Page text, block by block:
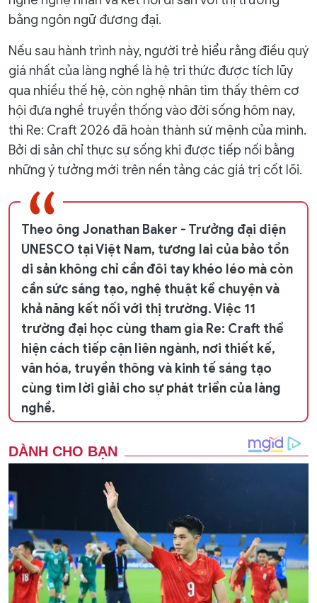
bằng ngôn ngữ đương đại.
Nếu sau hành trình này, người trẻ hiểu rằng điều quý
giá nhất của làng nghề là hệ tri thức được tích lũy
qua nhiều thế hệ, còn nghệ nhân tìm thấy thêm cơ
hội đưa nghề truyền thống vào đời sống hôm nay,
thì Re: Craft 2026 đã hoàn thành sứ mệnh của mình.
Bởi di sản chỉ thực sự sống khi được tiếp nối bằng
những ý tưởng mới trên nền tảng các giá trị cốt lõi.
Theo ông Jonathan Baker - Trưởng đại diện
UNESCO tại Việt Nam, tương lai của bảo tồn
di sản không chỉ cần đôi tay khéo léo mà còn
cần sức sáng tạo, nghệ thuật kể chuyện và
khả năng kết nối với thị trường. Việc 11
trường đại học cùng tham gia Re: Craft thể
hiện cách tiếp cận liên ngành, nơi thiết kế,
văn hóa, truyền thông và kinh tế sáng tạo
cùng tìm lời giải cho sự phát triển của làng
nghề.